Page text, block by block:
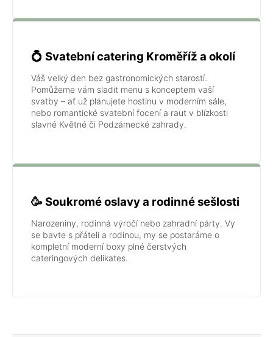
💍 Svatební catering Kroměříž a okolí
Váš velký den bez gastronomických starostí.
Pomůžeme vám sladit menu s konceptem vaší
svatby – ať už plánujete hostinu v moderním sále,
nebo romantické svatební focení a raut v blízkosti
slavné Květné či Podzámecké zahrady.
🥳 Soukromé oslavy a rodinné sešlosti
Narozeniny, rodinná výročí nebo zahradní párty. Vy
se bavte s přáteli a rodinou, my se postaráme o
kompletní moderní boxy plné čerstvých
cateringových delikates.